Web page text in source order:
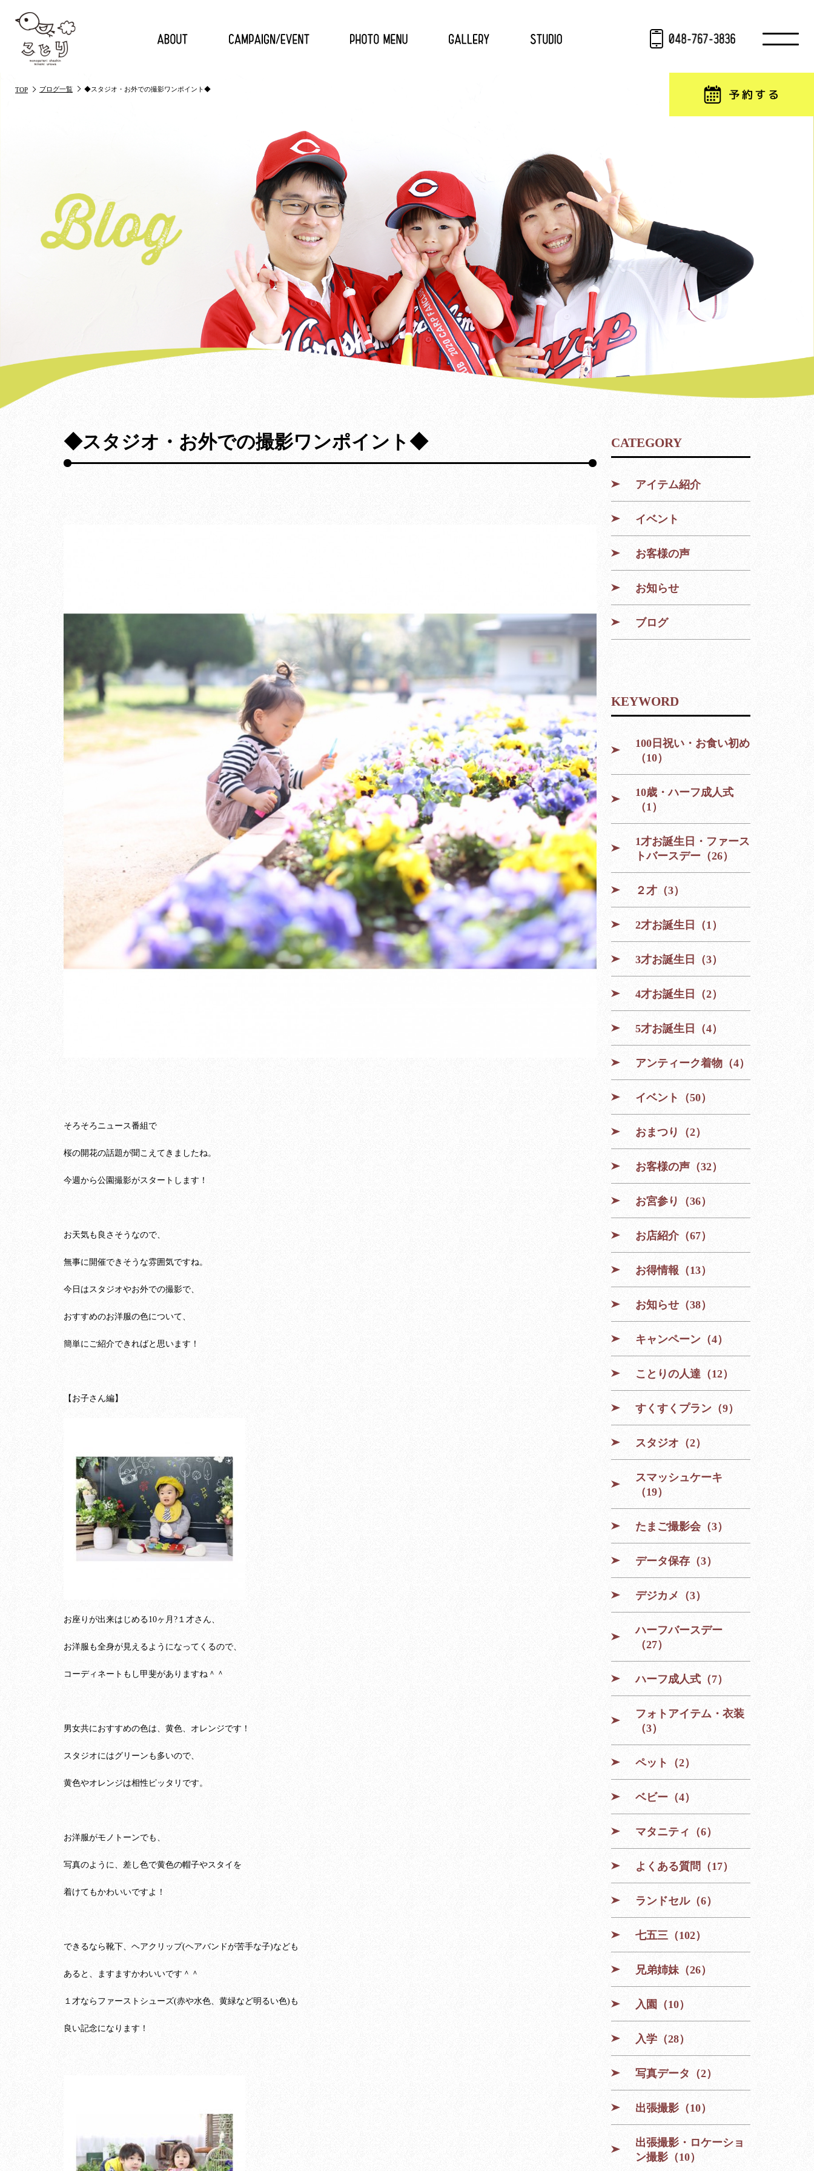
TOP ブログ一覧 ◆スタジオ・お外での撮影ワンポイント◆
◆スタジオ・お外での撮影ワンポイント◆
そろそろニュース番組で
桜の開花の話題が聞こえてきましたね。
今週から公園撮影がスタートします！
お天気も良さそうなので、
無事に開催できそうな雰囲気ですね。
今日はスタジオやお外での撮影で、
おすすめのお洋服の色について、
簡単にご紹介できればと思います！
【お子さん編】
お座りが出来はじめる10ヶ月?１才さん、
お洋服も全身が見えるようになってくるので、
コーディネートもし甲斐がありますね＾＾
男女共におすすめの色は、黄色、オレンジです！
スタジオにはグリーンも多いので、
黄色やオレンジは相性ピッタリです。
お洋服がモノトーンでも、
写真のように、差し色で黄色の帽子やスタイを
着けてもかわいいですよ！
できるなら靴下、ヘアクリップ(ヘアバンドが苦手な子)なども
あると、ますますかわいいです＾＾
１才ならファーストシューズ(赤や水色、黄緑など明るい色)も
良い記念になります！
CATEGORY
アイテム紹介
イベント
お客様の声
お知らせ
ブログ
KEYWORD
100日祝い・お食い初め
（10）
10歳・ハーフ成人式
（1）
1才お誕生日・ファース
トバースデー（26）
２才（3）
2才お誕生日（1）
3才お誕生日（3）
4才お誕生日（2）
5才お誕生日（4）
アンティーク着物（4）
イベント（50）
おまつり（2）
お客様の声（32）
お宮参り（36）
お店紹介（67）
お得情報（13）
お知らせ（38）
キャンペーン（4）
ことりの人達（12）
すくすくプラン（9）
スタジオ（2）
スマッシュケーキ
（19）
たまご撮影会（3）
データ保存（3）
デジカメ（3）
ハーフバースデー
（27）
ハーフ成人式（7）
フォトアイテム・衣装
（3）
ペット（2）
ベビー（4）
マタニティ（6）
よくある質問（17）
ランドセル（6）
七五三（102）
兄弟姉妹（26）
入園（10）
入学（28）
写真データ（2）
出張撮影（10）
出張撮影・ロケーショ
ン撮影（10）